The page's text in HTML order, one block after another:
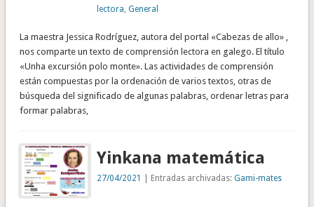
lectora ,General
La maestra Jessica Rodríguez, autora del portal «Cabezas de allo» ,
nos comparte un texto de comprensión lectora en galego. El título
«Unha excursión polo monte». Las actividades de comprensión
están compuestas por la ordenación de varios textos, otras de
búsqueda del significado de algunas palabras, ordenar letras para
formar palabras,
Yinkana matemática
27/04/2021 | Entradas archivadas:Gami-mates